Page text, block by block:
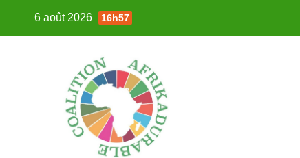
6 août 2026 16h57